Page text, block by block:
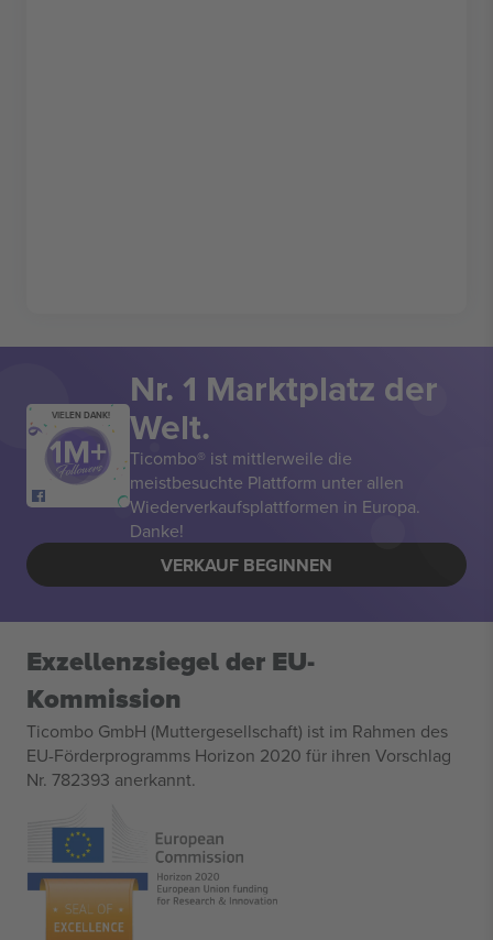
VIELEN DANK!
Nr. 1 Marktplatz der
Welt.
Ticombo® ist mittlerweile die
meistbesuchte Plattform unter allen
Wiederverkaufsplattformen in Europa.
Danke!
VERKAUF BEGINNEN
Exzellenzsiegel der EU-
Kommission
Ticombo GmbH (Muttergesellschaft) ist im Rahmen des
EU-Förderprogramms Horizon 2020 für ihren Vorschlag
Nr. 782393 anerkannt.